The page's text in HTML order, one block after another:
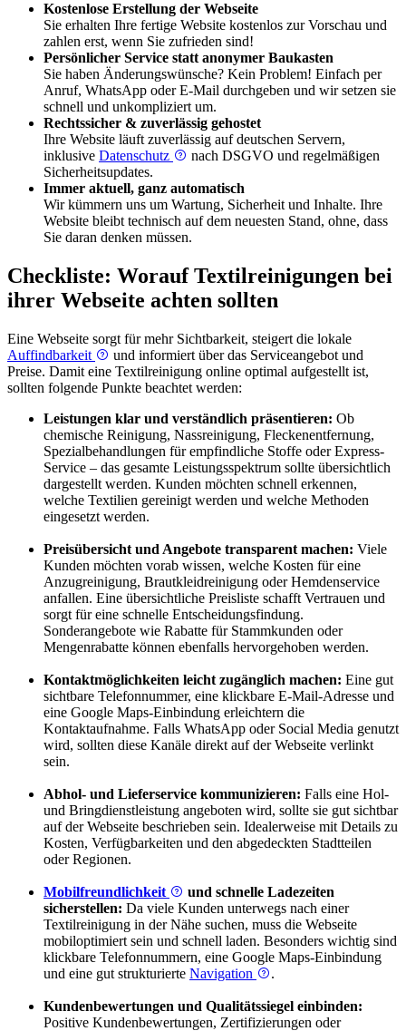
Kostenlose Erstellung der Webseite
Sie erhalten Ihre fertige Website kostenlos zur Vorschau und
zahlen erst, wenn Sie zufrieden sind!
Persönlicher Service statt anonymer Baukasten
Sie haben Änderungswünsche? Kein Problem! Einfach per
Anruf, WhatsApp oder E-Mail durchgeben und wir setzen sie
schnell und unkompliziert um.
Rechtssicher & zuverlässig gehostet
Ihre Website läuft zuverlässig auf deutschen Servern,
inklusive Datenschutz
nach DSGVO und regelmäßigen
Sicherheitsupdates.
Immer aktuell, ganz automatisch
Wir kümmern uns um Wartung, Sicherheit und Inhalte. Ihre
Website bleibt technisch auf dem neuesten Stand, ohne, dass
Sie daran denken müssen.
Checkliste: Worauf Textilreinigungen bei
ihrer Webseite achten sollten
Eine Webseite sorgt für mehr Sichtbarkeit, steigert die lokale
Auffindbarkeit
und informiert über das Serviceangebot und
Preise. Damit eine Textilreinigung online optimal aufgestellt ist,
sollten folgende Punkte beachtet werden:
Leistungen klar und verständlich präsentieren: Ob
chemische Reinigung, Nassreinigung, Fleckenentfernung,
Spezialbehandlungen für empfindliche Stoffe oder Express-
Service – das gesamte Leistungsspektrum sollte übersichtlich
dargestellt werden. Kunden möchten schnell erkennen,
welche Textilien gereinigt werden und welche Methoden
eingesetzt werden.
Preisübersicht und Angebote transparent machen: Viele
Kunden möchten vorab wissen, welche Kosten für eine
Anzugreinigung, Brautkleidreinigung oder Hemdenservice
anfallen. Eine übersichtliche Preisliste schafft Vertrauen und
sorgt für eine schnelle Entscheidungsfindung.
Sonderangebote wie Rabatte für Stammkunden oder
Mengenrabatte können ebenfalls hervorgehoben werden.
Kontaktmöglichkeiten leicht zugänglich machen: Eine gut
sichtbare Telefonnummer, eine klickbare E-Mail-Adresse und
eine Google Maps-Einbindung erleichtern die
Kontaktaufnahme. Falls WhatsApp oder Social Media genutzt
wird, sollten diese Kanäle direkt auf der Webseite verlinkt
sein.
Abhol- und Lieferservice kommunizieren: Falls eine Hol-
und Bringdienstleistung angeboten wird, sollte sie gut sichtbar
auf der Webseite beschrieben sein. Idealerweise mit Details zu
Kosten, Verfügbarkeiten und den abgedeckten Stadtteilen
oder Regionen.
Mobilfreundlichkeit
und schnelle Ladezeiten
sicherstellen: Da viele Kunden unterwegs nach einer
Textilreinigung in der Nähe suchen, muss die Webseite
mobiloptimiert sein und schnell laden. Besonders wichtig sind
klickbare Telefonnummern, eine Google Maps-Einbindung
und eine gut strukturierte Navigation .
Kundenbewertungen und Qualitätssiegel einbinden:
Positive Kundenbewertungen, Zertifizierungen oder